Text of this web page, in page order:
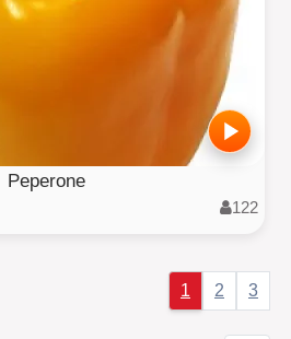
Peperone
122
1 2 3